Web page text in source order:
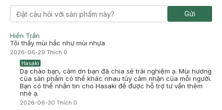
Hasaki -2025-04-05
Hasaki xin chào! Hasaki cảm ơn Nguyễn Thị Thảo Nguyên đã
dành thời gian đánh giá. Sự hài lòng của khách hàng là động
lực to lớn để Hasaki ngày càng phát triển hơn nữa về chất
lượng dịch vụ. Cảm ơn bạn đã tin tưởng và mua sắm tại
Hasaki!
Gửi
Hiển Trần
Tôi thấy mùi hắc như mùi nhựa
2026-06-29 Thích 0
Hasaki
Dạ chào bạn, cảm ơn bạn đã chia sẻ trải nghiệm ạ. Mùi hương
của sản phẩm có thể khác nhau tùy cảm nhận của mỗi người.
Bạn có thể nhắn tin cho Hasaki để được hỗ trợ tư vấn thêm
nhé ạ.
2026-06-30 Thích 0